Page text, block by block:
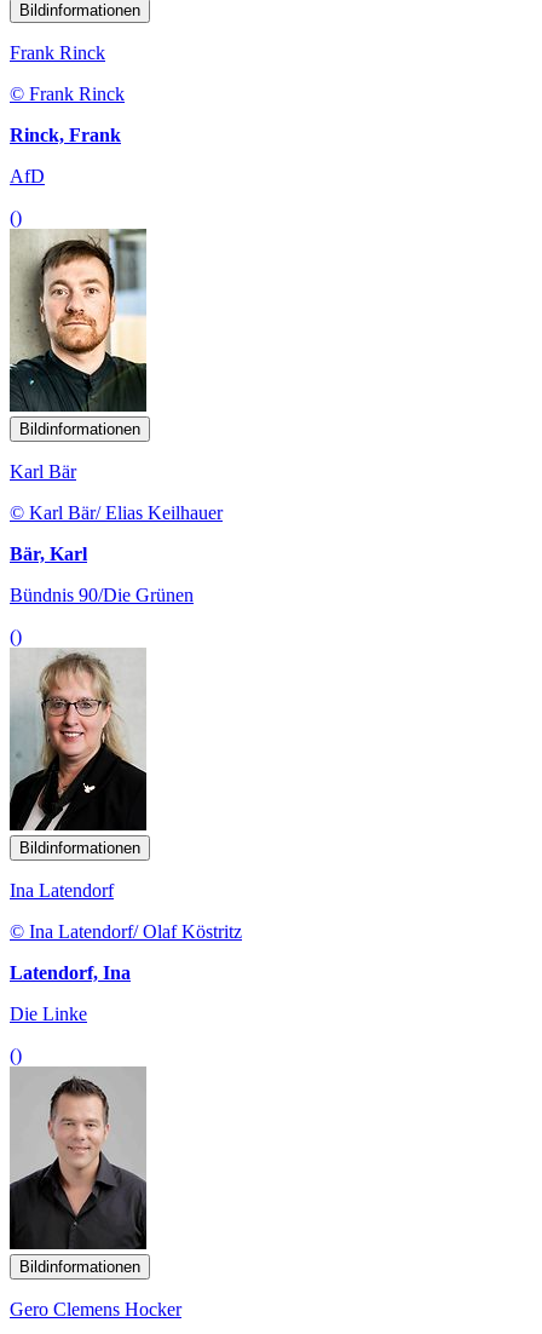
Bildinformationen
Frank Rinck
© Frank Rinck
Rinck, Frank
AfD
()
Bildinformationen
Karl Bär
© Karl Bär/ Elias Keilhauer
Bär, Karl
Bündnis 90/Die Grünen
()
Bildinformationen
Ina Latendorf
© Ina Latendorf/ Olaf Köstritz
Latendorf, Ina
Die Linke
()
Bildinformationen
Gero Clemens Hocker